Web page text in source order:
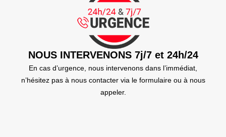
NOUS INTERVENONS 7j/7 et 24h/24
En cas d’urgence, nous intervenons dans l’immédiat,
n’hésitez pas à nous contacter via le formulaire ou à nous
appeler.